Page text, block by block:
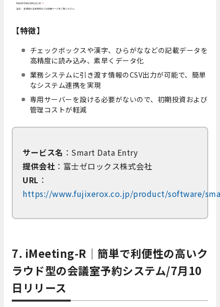
【特徴】
チェックボックスや漢字、ひらがななどの記載データを
高精度に読み込み、素早くデータ化
業務システムに引き渡す情報のCSV出力が可能で、簡単
なシステム連携を実現
専用サーバーを設ける必要がないので、初期投資および
管理コストが軽減
サービス名 ：Smart Data Entry
提供会社 ：富士ゼロックス株式会社
URL ：
https://www.fujixerox.co.jp/product/software/
7. iMeeting-R｜簡単で利便性の高いク
ラウド型の会議室予約システム/7月10
日リリース